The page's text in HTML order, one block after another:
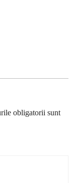
obligatorii sunt